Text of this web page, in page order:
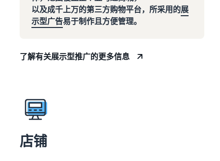
以及成千上万的第三方购物平台，所采用的展
示型广告易于制作且方便管理。
了解有关展示型推广的更多信息
店铺